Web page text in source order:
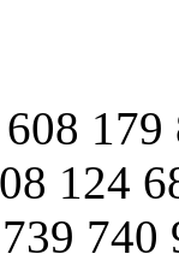
179
124
740